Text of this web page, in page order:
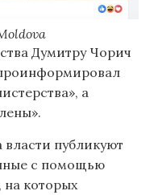
Думитру Чорич
а
власти публикуют
с помощью
на которых